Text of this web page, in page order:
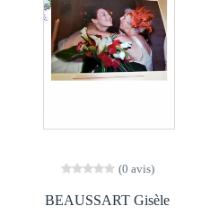
(0 avis)
BEAUSSART Gisèle